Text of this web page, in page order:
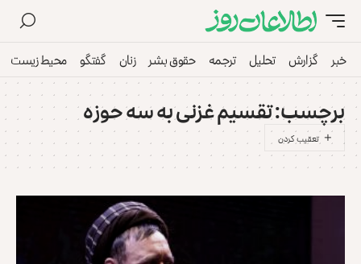
خبر گزارش تحلیل ترجمه حقوق بشر زنان گفتگو محیط زیست
برچسب:تقسیم غزنی به سه حوزه